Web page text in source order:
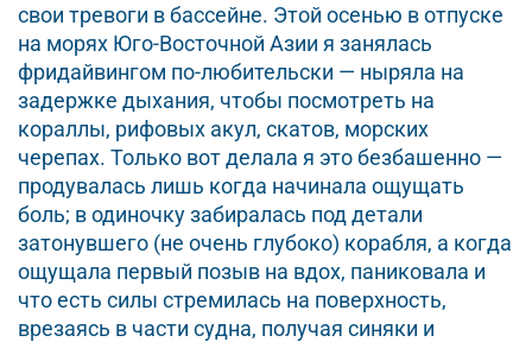
свои тревоги в бассейне. Этой осенью в отпуске
на морях Юго-Восточной Азии я занялась
фридайвингом по-любительски — ныряла на
задержке дыхания, чтобы посмотреть на
кораллы, рифовых акул, скатов, морских
черепах. Только вот делала я это безбашенно —
продувалась лишь когда начинала ощущать
боль; в одиночку забиралась под детали
затонувшего (не очень глубоко) корабля, а когда
ощущала первый позыв на вдох, паниковала и
что есть силы стремилась на поверхность,
врезаясь в части судна, получая синяки и